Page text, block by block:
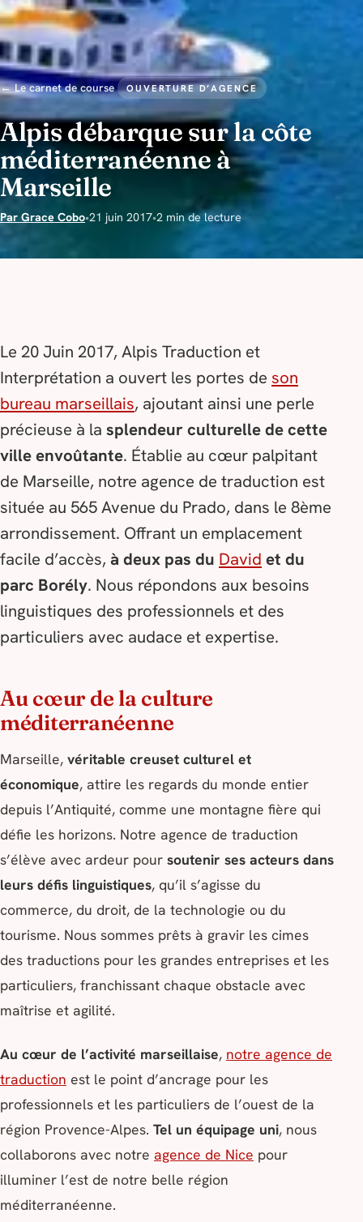
← Le carnet de course OUVERTURE D’AGENCE
Alpis débarque sur la côte
méditerranéenne à
Marseille
Par Grace Cobo•21 juin 2017•2 min de lecture
Le 20 Juin 2017, Alpis Traduction et
Interprétation a ouvert les portes de son
bureau marseillais, ajoutant ainsi une perle
précieuse à la splendeur culturelle de cette
ville envoûtante. Établie au cœur palpitant
de Marseille, notre agence de traduction est
située au 565 Avenue du Prado, dans le 8ème
arrondissement. Offrant un emplacement
facile d’accès, à deux pas du David et du
parc Borély. Nous répondons aux besoins
linguistiques des professionnels et des
particuliers avec audace et expertise.
Au cœur de la culture
méditerranéenne
Marseille, véritable creuset culturel et
économique, attire les regards du monde entier
depuis l’Antiquité, comme une montagne fière qui
défie les horizons. Notre agence de traduction
s’élève avec ardeur pour soutenir ses acteurs dans
leurs défis linguistiques, qu’il s’agisse du
commerce, du droit, de la technologie ou du
tourisme. Nous sommes prêts à gravir les cimes
des traductions pour les grandes entreprises et les
particuliers, franchissant chaque obstacle avec
maîtrise et agilité.
Au cœur de l’activité marseillaise, notre agence de
traduction est le point d’ancrage pour les
professionnels et les particuliers de l’ouest de la
région Provence-Alpes. Tel un équipage uni, nous
collaborons avec notre agence de Nice pour
illuminer l’est de notre belle région
méditerranéenne.